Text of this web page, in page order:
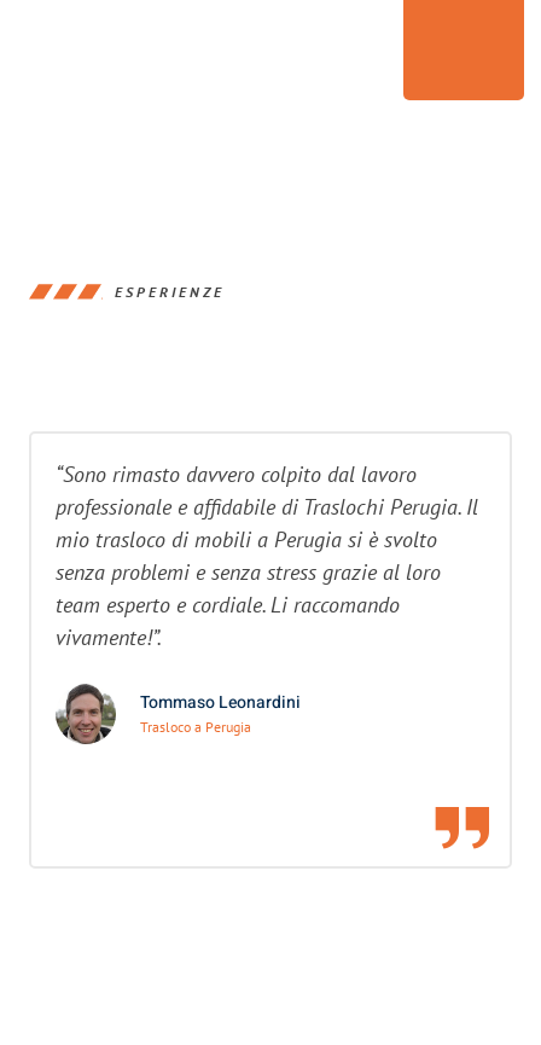
ESPERIENZE
“Sono rimasto davvero colpito dal lavoro
professionale e affidabile di Traslochi Perugia. Il
mio trasloco di mobili a Perugia si è svolto
senza problemi e senza stress grazie al loro
team esperto e cordiale. Li raccomando
vivamente!”.
Tommaso Leonardini
Trasloco a Perugia